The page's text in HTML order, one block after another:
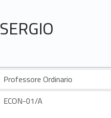
Professore Ordinario
ECON-01/A